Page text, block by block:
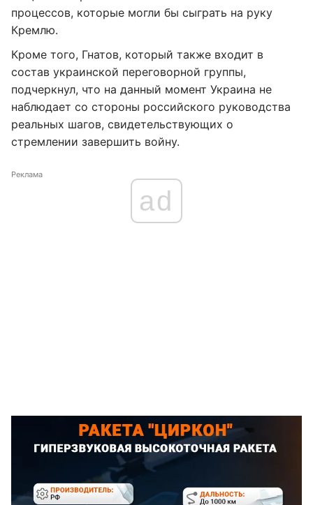
процессов, которые могли бы сыграть на руку
Кремлю.
Кроме того, Гнатов, который также входит в
состав украинской переговорной группы,
подчеркнул, что на данный момент Украина не
наблюдает со стороны российского руководства
реальных шагов, свидетельствующих о
стремлении завершить войну.
Реклама
ad